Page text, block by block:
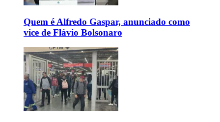
Quem é Alfredo Gaspar, anunciado como
vice de Flávio Bolsonaro